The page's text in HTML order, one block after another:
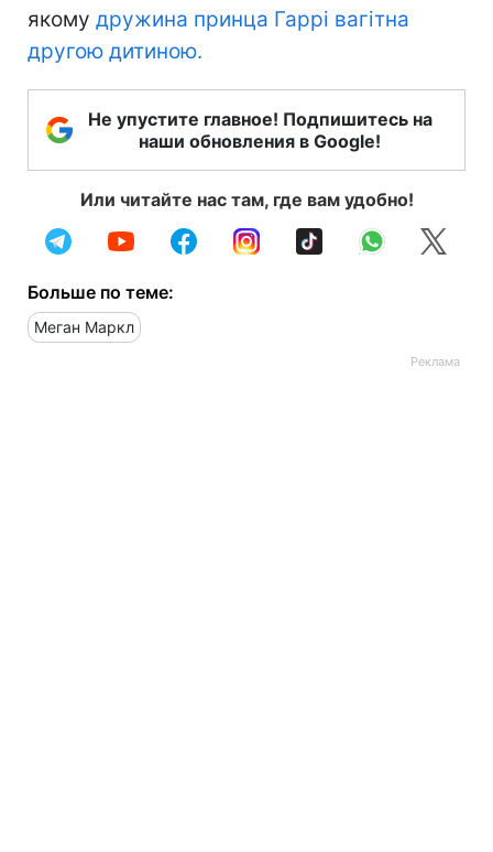
якому дружина принца Гаррі вагітна
другою дитиною.
Не упустите главное! Подпишитесь на
наши обновления в Google!
Или читайте нас там, где вам удобно!
Больше по теме:
Меган Маркл